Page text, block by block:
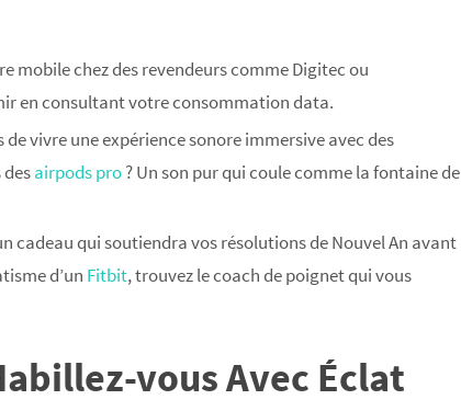
mobile chez des revendeurs comme Digitec ou
en consultant votre consommation data.
de vivre une expérience sonore immersive avec des
airpods pro? Un son pur qui coule comme la fontaine de
cadeau qui soutiendra vos résolutions de Nouvel An avant
d’un Fitbit, trouvez le coach de poignet qui vous
vous Avec Éclat